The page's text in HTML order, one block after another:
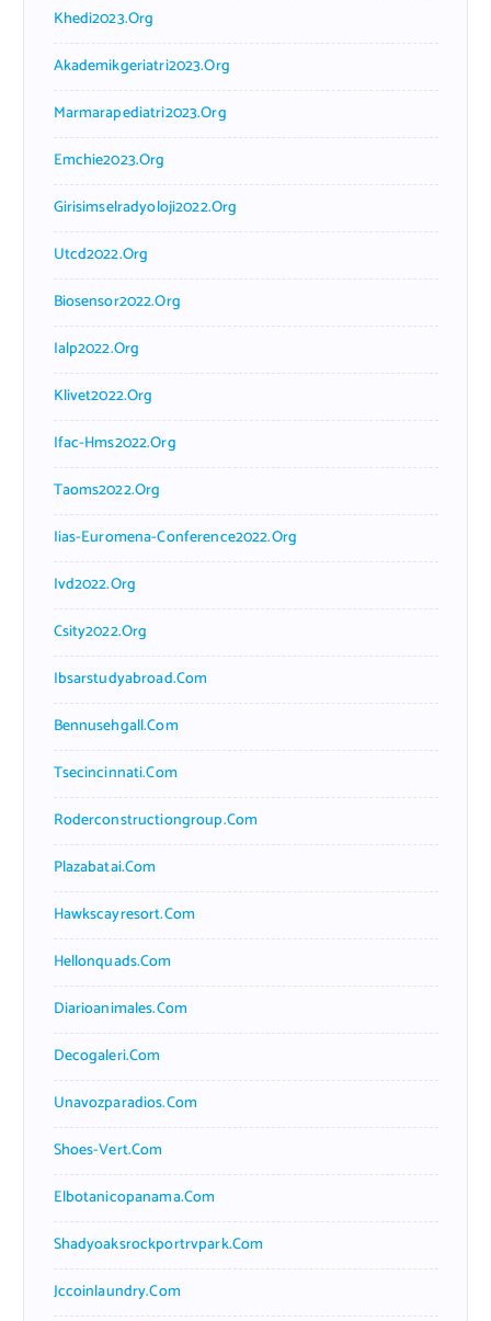
Khedi2023.org
Akademikgeriatri2023.org
Marmarapediatri2023.org
Emchie2023.org
Girisimselradyoloji2022.org
Utcd2022.org
Biosensor2022.org
Ialp2022.org
Klivet2022.org
Ifac-Hms2022.org
Taoms2022.org
Iias-Euromena-Conference2022.org
Ivd2022.org
Csity2022.org
Ibsarstudyabroad.com
Bennusehgall.com
Tsecincinnati.com
Roderconstructiongroup.com
Plazabatai.com
Hawkscayresort.com
Hellonquads.com
Diarioanimales.com
Decogaleri.com
Unavozparadios.com
Shoes-Vert.com
Elbotanicopanama.com
Shadyoaksrockportrvpark.com
Jccoinlaundry.com